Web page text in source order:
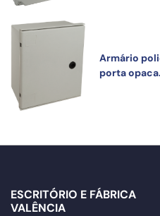
Armário
porta opaca.
ESCRITÓRIO E FÁBRICA
VALÊNCIA